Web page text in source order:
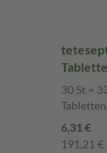
30 St =
Tabletten
6,31 €
191,21 €